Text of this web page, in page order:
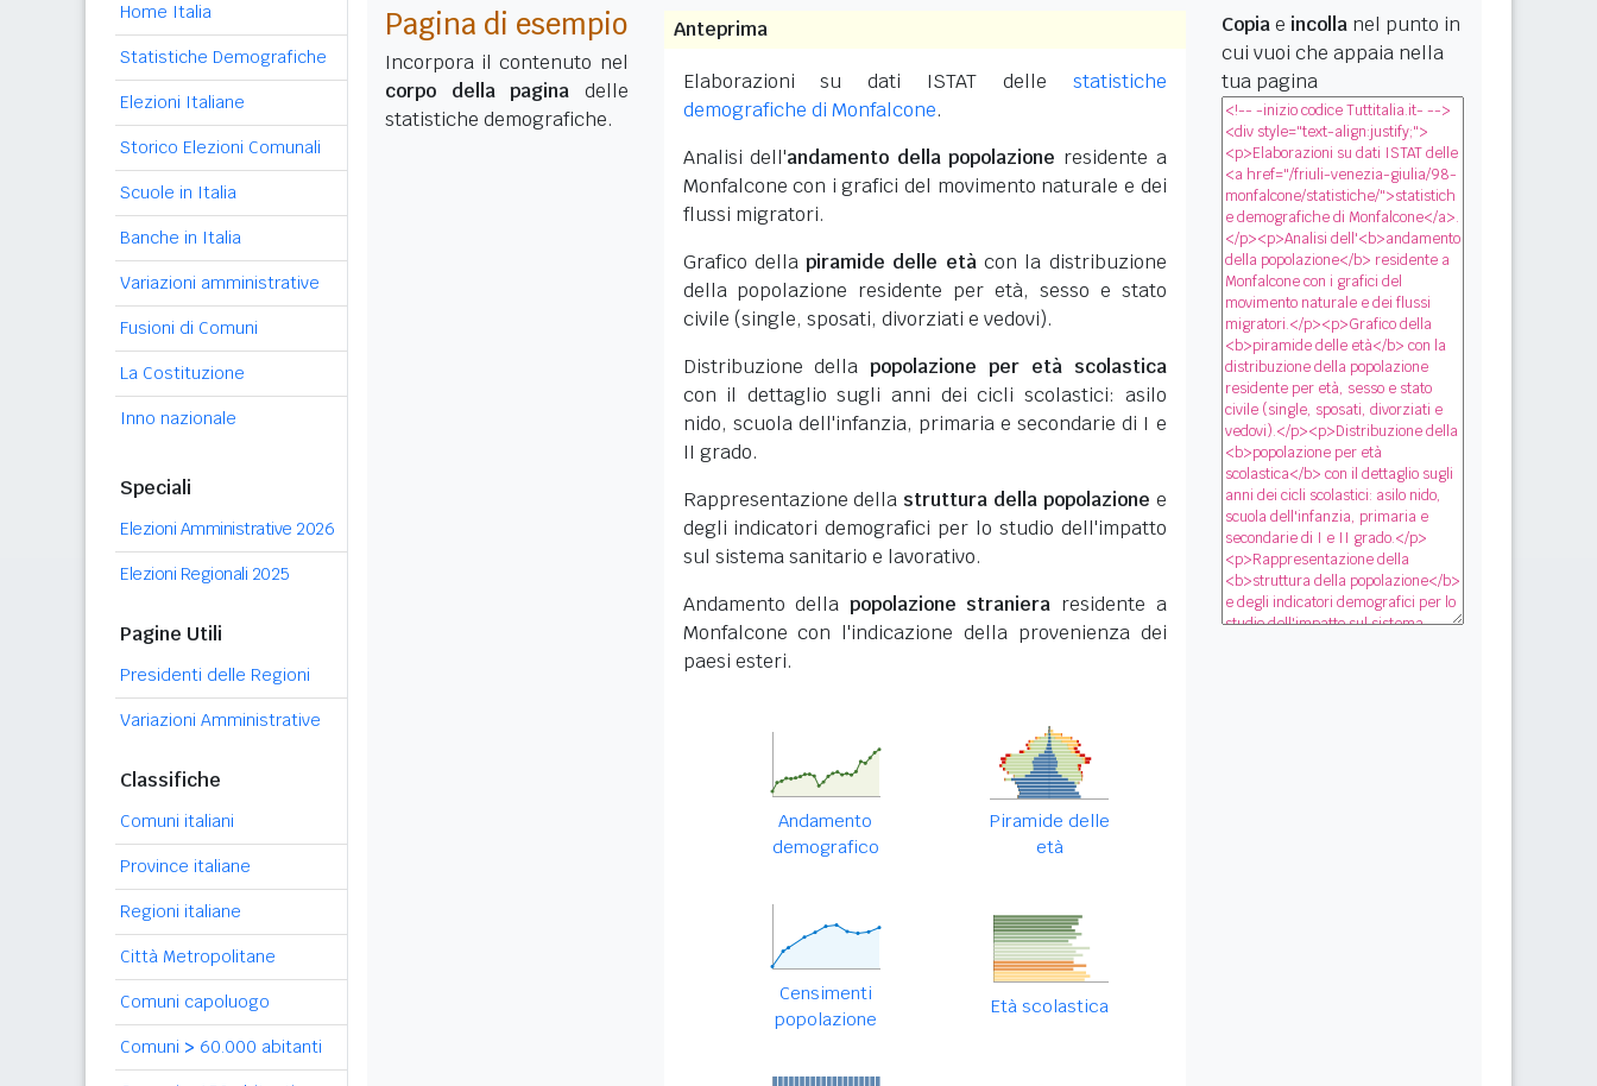
Home Italia
Statistiche Demografiche
Elezioni Italiane
Storico Elezioni Comunali
Scuole in Italia
Banche in Italia
Variazioni amministrative
Fusioni di Comuni
La Costituzione
Inno nazionale
Speciali
Elezioni Amministrative 2026
Elezioni Regionali 2025
Pagine Utili
Presidenti delle Regioni
Variazioni Amministrative
Classifiche
Comuni italiani
Province italiane
Regioni italiane
Città Metropolitane
Comuni capoluogo
Comuni > 60.000 abitanti
Pagina di esempio
Incorpora il contenuto nel
corpo della pagina delle
statistiche demografiche.
Anteprima
Elaborazioni su dati ISTAT delle statistiche
demografiche di Monfalcone.
Analisi dell'andamento della popolazione residente a
Monfalcone con i grafici del movimento naturale e dei
flussi migratori.
Grafico dellapiramide delle etàcon la distribuzione
della popolazione residente per età, sesso e stato
civile (single, sposati, divorziati e vedovi).
Distribuzione dellapopolazione per età scolastica
con il dettaglio sugli anni dei cicli scolastici: asilo
nido, scuola dell'infanzia, primaria e secondarie di I e
II grado.
Rappresentazione della struttura della popolazione e
degli indicatori demografici per lo studio dell'impatto
sul sistema sanitario e lavorativo.
Andamento della popolazione straniera residente a
Monfalcone con l'indicazione della provenienza dei
paesi esteri.
Andamento
demografico
Piramide delle
età
Censimenti
popolazione
Età scolastica
Copiae incollanel punto in
cui vuoi che appaia nella
tua pagina